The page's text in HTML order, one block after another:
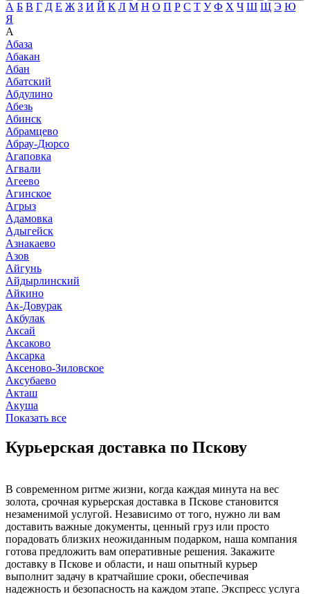
А Б В Г Д Е Ж З И Й К Л М Н О П Р С Т У Ф Х Ч Ш Щ Э Ю
Я
А
Абаза
Абакан
Абан
Абатский
Абдулино
Абезь
Абинск
Абрамцево
Абрау-Дюрсо
Агаповка
Агвали
Агеево
Агинское
Агрыз
Адамовка
Адыгейск
Азнакаево
Азов
Айгунь
Айдырлинский
Айкино
Ак-Довурак
Акбулак
Аксай
Аксаково
Аксарка
Аксеново-Зиловское
Аксубаево
Акташ
Акуша
Показать все
Курьерская доставка по Пскову
В современном ритме жизни, когда каждая минута на вес
золота, срочная курьерская доставка в Пскове становится
незаменимой услугой. Независимо от того, нужно ли вам
доставить важные документы, ценный груз или просто
порадовать близких неожиданным подарком, наша компания
готова предложить вам оперативные решения. Закажите
доставку в Пскове и области, и наш опытный курьер
выполнит задачу в кратчайшие сроки, обеспечивая
надежность и безопасность на каждом этапе. Экспресс услуга